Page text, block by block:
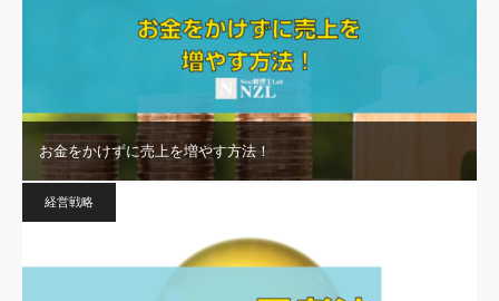
お金をかけずに売上を増やす方法！
経営戦略